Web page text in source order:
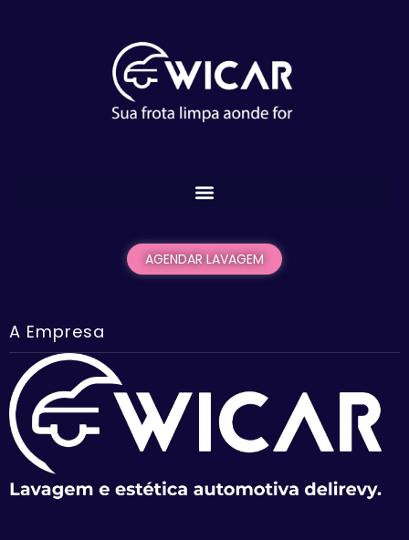
AGENDAR LAVAGEM
A Empresa